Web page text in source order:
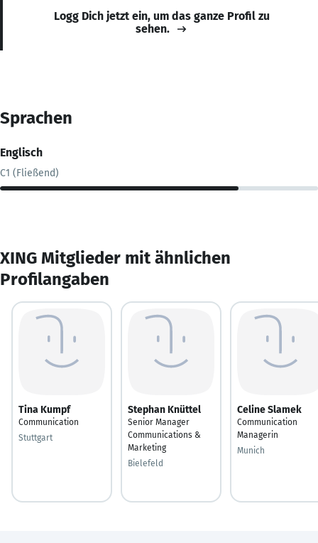
Logg Dich jetzt ein, um das ganze Profil zu
sehen.
Sprachen
Englisch
C1 (Fließend)
XING Mitglieder mit ähnlichen
Profilangaben
Tina Kumpf
Communication
Stuttgart
Stephan Knüttel
Senior Manager
Communications &
Marketing
Bielefeld
Celine Slamek
Communication
Managerin
Munich